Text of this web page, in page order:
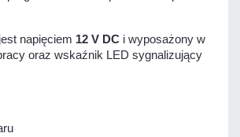
napięciem 12 V DC i wyposażony w
oraz wskaźnik LED sygnalizujący